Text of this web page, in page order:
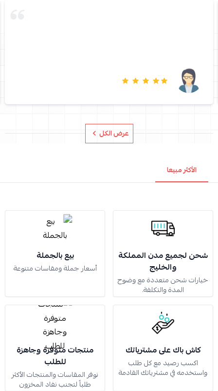
عرض الكل
الأكثر مبيعا
شحن لجميع مدن المملكة
والخليج
خيارات شحن متعددة مع وضوح
المدة والتكلفة.
بيع بالجملة
أسعار جملة ومقاسات متنوعة
كاش باك على مشترياتك
اكسب رصيد مع كل طلب
واستخدمه في مشترياتك القادمة
منتجات متوفرة وجاهزة
للطلب
نوفر المقاسات والمنتجات الأكثر
طلباً لتجنب نفاد المخزون